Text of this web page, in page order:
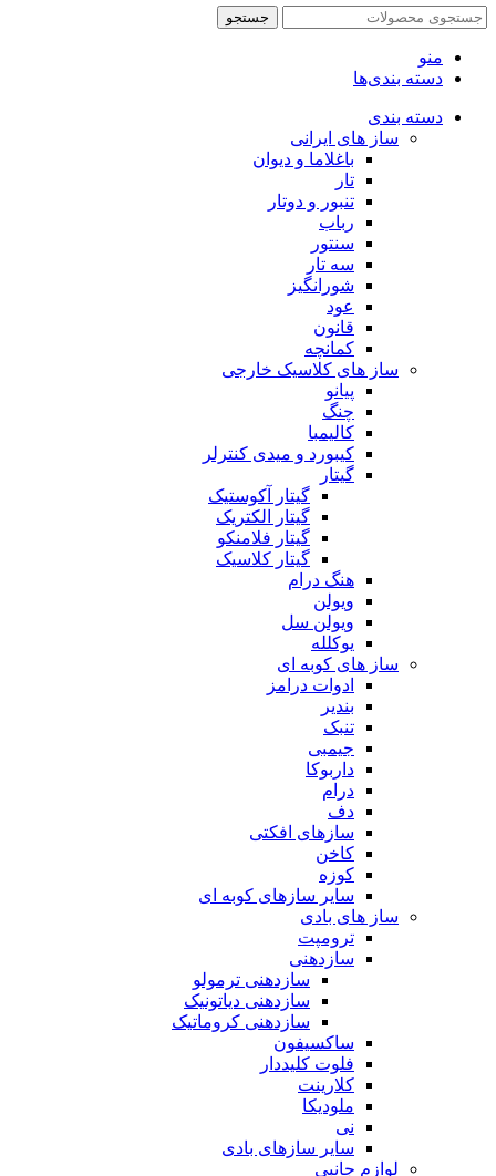
جستجو
منو
دسته بندی‌ها
دسته بندی
ساز های ایرانی
باغلاما و دیوان
تار
تنبور و دوتار
رباب
سنتور
سه تار
شورانگیز
عود
قانون
کمانچه
ساز های کلاسیک خارجی
پیانو
چنگ
کالیمبا
کیبورد و میدی کنترلر
گیتار
گیتار آکوستیک
گیتار الکتریک
گیتار فلامنکو
گیتار کلاسیک
هنگ درام
ویولن
ویولن سل
یوکلله
ساز های کوبه ای
ادوات درامز
بندیر
تنبک
جیمبی
داربوکا
درام
دف
سازهای افکتی
کاخن
کوزه
سایر سازهای کوبه ای
ساز های بادی
ترومپت
سازدهنی
سازدهنی ترمولو
سازدهنی دیاتونیک
سازدهنی کروماتیک
ساکسیفون
فلوت کلیددار
کلارینت
ملودیکا
نی
سایر سازهای بادی
لوازم جانبی